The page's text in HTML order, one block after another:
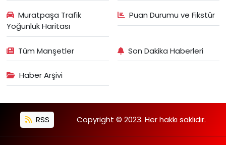
Muratpaşa Trafik
Yoğunluk Haritası
Puan Durumu ve Fikstür
Tüm Manşetler Son Dakika Haberleri
Haber Arşivi
RSS Copyright © 2023. Her hakkı saklıdır.